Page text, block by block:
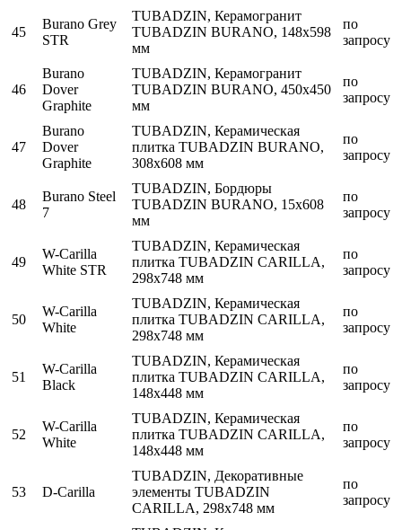
45
Burano Grey
STR
TUBADZIN, Керамогранит
TUBADZIN BURANO, 148x598
мм
по
запросу
46
Burano
Dover
Graphite
TUBADZIN, Керамогранит
TUBADZIN BURANO, 450x450
мм
по
запросу
47
Burano
Dover
Graphite
TUBADZIN, Керамическая
плитка TUBADZIN BURANO,
308x608 мм
по
запросу
48
Burano Steel
7
TUBADZIN, Бордюры
TUBADZIN BURANO, 15x608
мм
по
запросу
49
W-Carilla
White STR
TUBADZIN, Керамическая
плитка TUBADZIN CARILLA,
298x748 мм
по
запросу
50
W-Carilla
White
TUBADZIN, Керамическая
плитка TUBADZIN CARILLA,
298x748 мм
по
запросу
51
W-Carilla
Black
TUBADZIN, Керамическая
плитка TUBADZIN CARILLA,
148x448 мм
по
запросу
52
W-Carilla
White
TUBADZIN, Керамическая
плитка TUBADZIN CARILLA,
148x448 мм
по
запросу
53 D-Carilla
TUBADZIN, Декоративные
элементы TUBADZIN
CARILLA, 298x748 мм
по
запросу